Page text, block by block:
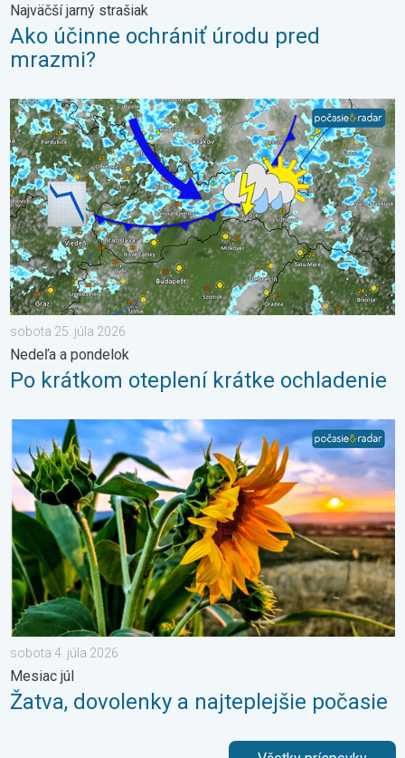
Najväčší jarný strašiak
Ako účinne ochrániť úrodu pred
mrazmi?
Po krátkom oteplení krátke ochladenie. Nedeľa a pondelok. .
sobota 25. júla 2026
Nedeľa a pondelok
Po krátkom oteplení krátke ochladenie
Žatva, dovolenky a najteplejšie počasie. Mesiac júl. . . sobota
sobota 4. júla 2026
Mesiac júl
Žatva, dovolenky a najteplejšie počasie